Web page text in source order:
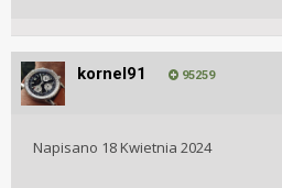
kornel91 95259
Napisano 18 Kwietnia 2024